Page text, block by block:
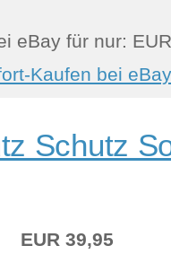
eBay für nur:
Kaufen bei eBay
Schutz
EUR 39,95